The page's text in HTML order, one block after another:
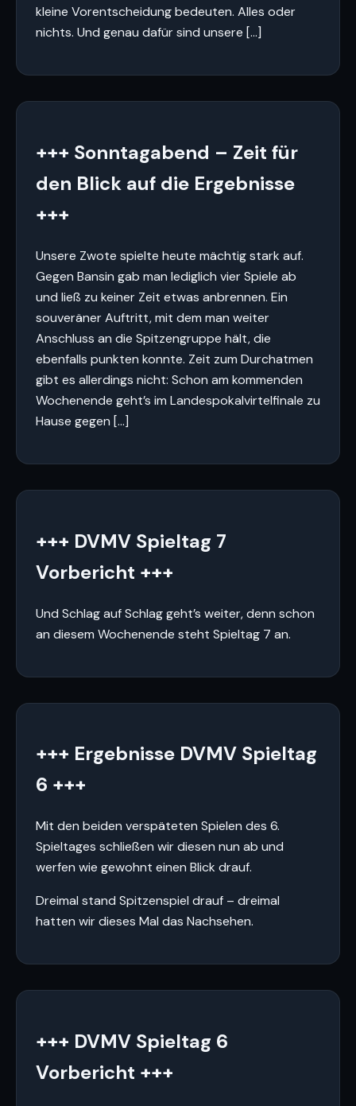
kleine Vorentscheidung bedeuten. Alles oder
nichts. Und genau dafür sind unsere […]
+++ Sonntagabend – Zeit für
den Blick auf die Ergebnisse
+++
Unsere Zwote spielte heute mächtig stark auf.
Gegen Bansin gab man lediglich vier Spiele ab
und ließ zu keiner Zeit etwas anbrennen. Ein
souveräner Auftritt, mit dem man weiter
Anschluss an die Spitzengruppe hält, die
ebenfalls punkten konnte. Zeit zum Durchatmen
gibt es allerdings nicht: Schon am kommenden
Wochenende geht’s im Landespokalvirtelfinale zu
Hause gegen […]
+++ DVMV Spieltag 7
Vorbericht +++
Und Schlag auf Schlag geht’s weiter, denn schon
an diesem Wochenende steht Spieltag 7 an.
+++ Ergebnisse DVMV Spieltag
6 +++
Mit den beiden verspäteten Spielen des 6.
Spieltages schließen wir diesen nun ab und
werfen wie gewohnt einen Blick drauf.
Dreimal stand Spitzenspiel drauf – dreimal
hatten wir dieses Mal das Nachsehen.
+++ DVMV Spieltag 6
Vorbericht +++